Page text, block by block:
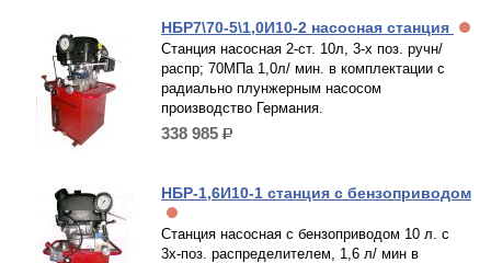
НБР7\70-5\1,0И10-2 насосная станция
Станция насосная 2-ст. 10л, 3-х поз. ручн/
распр; 70МПа 1,0л/ мин. в комплектации с
радиально плунжерным насосом
производство Германия.
338 985 р.
НБР-1,6И10-1 станция с бензоприводом
Станция насосная с бензоприводом 10 л. с
3х-поз. распределителем, 1,6 л/ мин в